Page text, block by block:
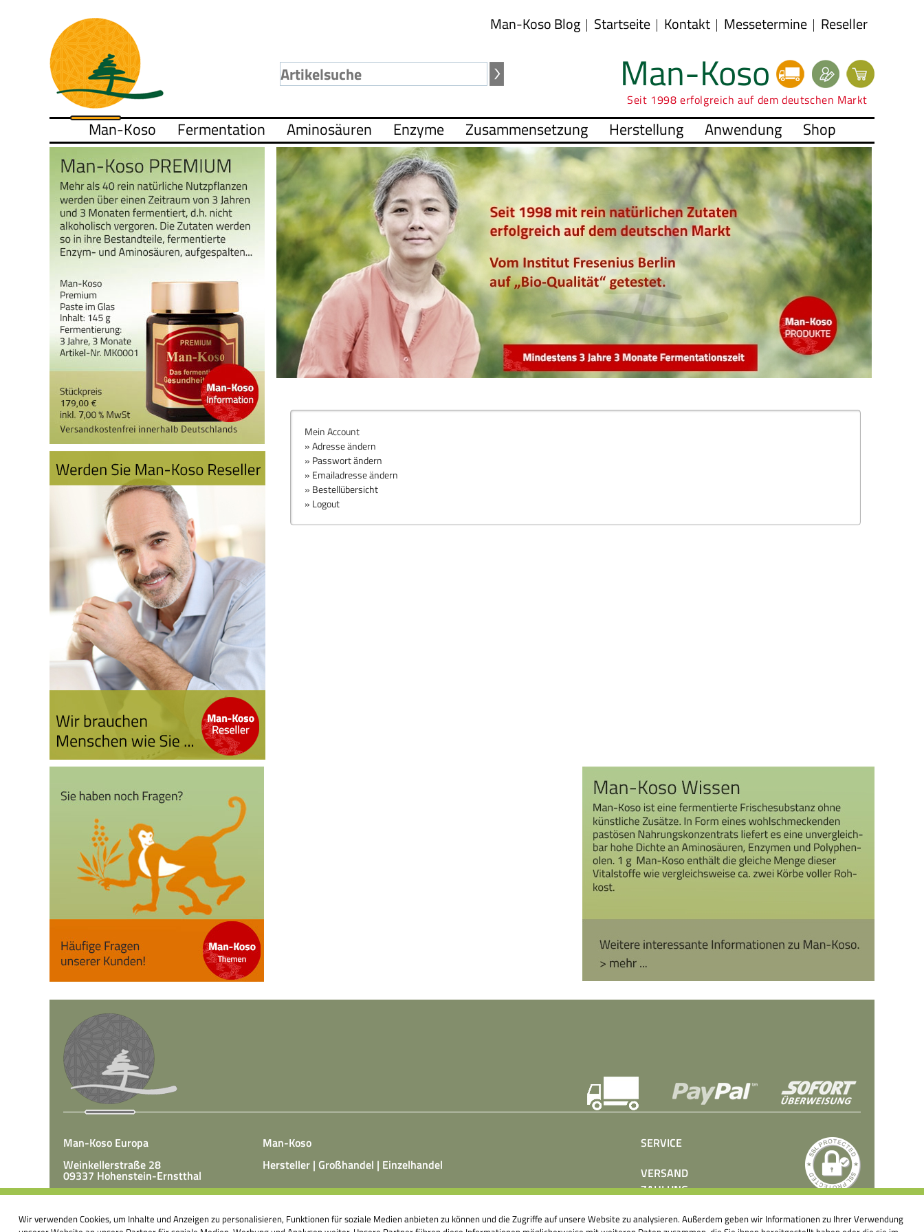
Man-Koso Blog Startseite Kontakt Messetermine Reseller
Man-Koso
Seit 1998 erfolgreich auf dem deutschen Markt
Man-Koso Fermentation Aminosäuren Enzyme Zusammensetzung Herstellung Anwendung Shop
Mein Account
» Adresse ändern
» Passwort ändern
» Emailadresse ändern
» Bestellübersicht
» Logout
Man-Koso Europa
Weinkellerstraße 28
09337 Hohenstein-Ernstthal
Tel.: +49(0)3723 65 89 50
Man-Koso
Hersteller | Großhandel | Einzelhandel
unter Zusatz von Hefepilzen, Milchsäurebakterien in klimatisierten
SERVICE
VERSAND
ZAHLUNG
PRESSE
Wir verwenden Cookies, um Inhalte und Anzeigen zu personalisieren, Funktionen für soziale Medien anbieten zu können und die Zugriffe auf unsere Website zu analysieren. Außerdem geben wir Informationen zu Ihrer Verwendung